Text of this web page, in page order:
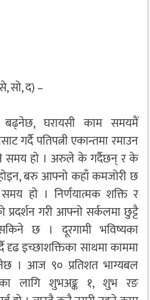
सो, द) –
घरायसी काम समयमैं
गर्दै पतिपत्नी एकान्तमा रमाउन
समय हो । अरुले के गर्दैछन् र के
होइन, बरु आफ्नो कहाँ कमजोरी छ
हो । निर्णयात्मक शक्ति र
गरी आफ्नो सर्कलमा छुट्टै
छ । दूरगामी भविष्यका
दृढ इच्छाशक्तिका साथमा काममा
। आज ९० प्रतिशत भाग्यबल
लागि शुभअङ्क १, शुभ रङ